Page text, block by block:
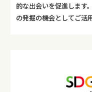
的な出会いを促進します
の発掘の機会としてご活